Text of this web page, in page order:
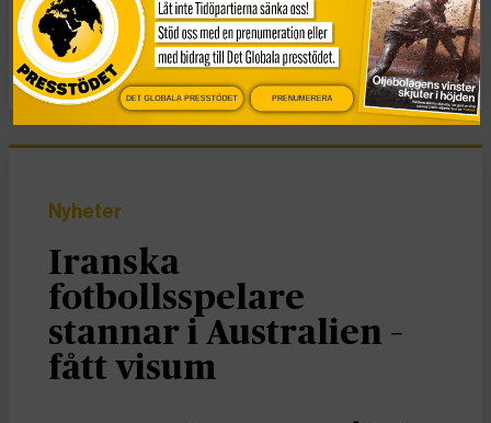
Nyheter Fotboll idrott Jämställdhet
löneskillnader Sexism
Nyheter
Iranska
fotbollsspelare
stannar i Australien –
fått visum
DET GLOBALA PRESSTÖDET PRENUMERERA